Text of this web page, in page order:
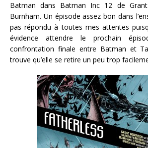
Batman dans Batman Inc 12 de
Burnham. Un épisode assez bon dans
pas répondu à toutes mes attentes
évidence attendre le prochain
confrontation finale entre Batman et
trouve qu’elle se retire un peu trop